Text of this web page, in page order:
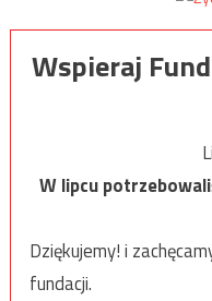
Wspieraj
W lipcu
Dziękujemy! i
fundacji.